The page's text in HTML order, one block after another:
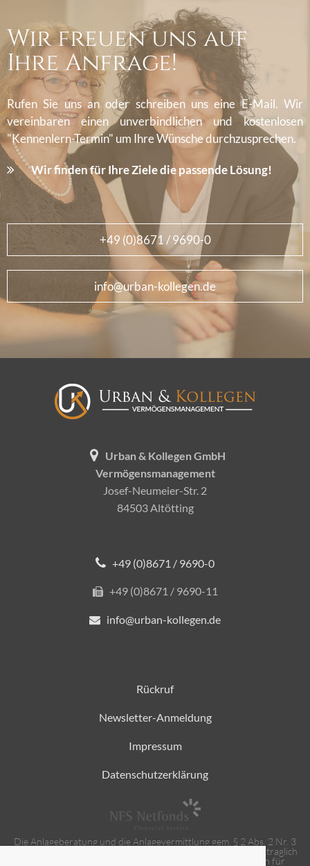
Wir freuen uns auf
Ihre Anfrage!
Rufen Sie uns an oder schreiben uns eine E-Mail. Wir
vereinbaren einen unverbindlichen und kostenlosen
"Kennenlern-Termin" um Ihre Wünsche durchzusprechen.
Wir finden für Ihre Ziele die passende Lösung!
+49 (0)8671 / 9690-0
info@urban-kollegen.de
Urban & Kollegen GmbH
Vermögensmanagement
Josef-Neumeier-Str. 2
84503 Altötting
+49 (0)8671 / 9690-0
+49 (0)8671 / 9690-11
info@urban-kollegen.de
Rückruf
Newsletter-Anmeldung
Impressum
Datenschutzerklärung
Die Anlageberatung und die Anlagevermittlung gem. § 2 Abs. 2 Nr. 3
und 4 Wertpapierinstitutsgesetz (WpIG) erbringen wir als vertraglich
gebundener Vermittler gem. § 3 Abs. 2 WpIG ausschließlich für